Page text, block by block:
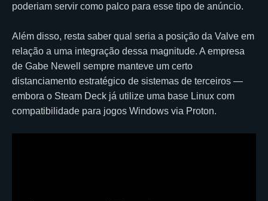
poderiam servir como palco para esse tipo de anúncio.
Além disso, resta saber qual seria a posição da Valve em
relação a uma integração dessa magnitude. A empresa
de Gabe Newell sempre manteve um certo
distanciamento estratégico de sistemas de terceiros —
embora o Steam Deck já utilize uma base Linux com
compatibilidade para jogos Windows via Proton.